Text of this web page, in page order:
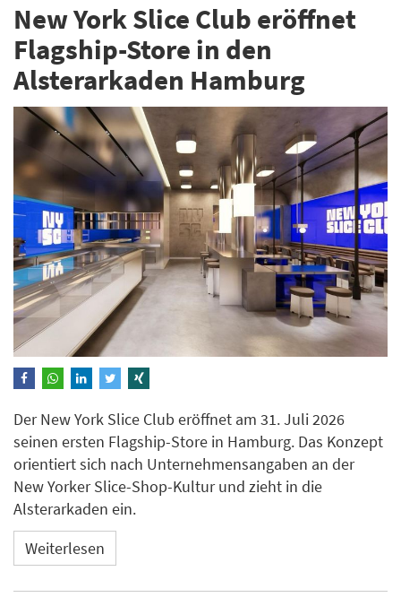
New York Slice Club eröffnet
Flagship-Store in den
Alsterarkaden Hamburg
Der New York Slice Club eröffnet am 31. Juli 2026
seinen ersten Flagship-Store in Hamburg. Das Konzept
orientiert sich nach Unternehmensangaben an der
New Yorker Slice-Shop-Kultur und zieht in die
Alsterarkaden ein.
Weiterlesen